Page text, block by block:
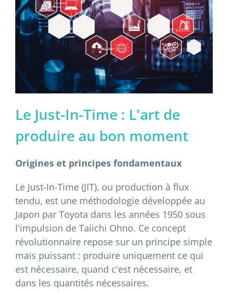
Le Just-In-Time : L'art de
produire au bon moment
Origines et principes fondamentaux
Le Just-In-Time (JIT), ou production à flux
tendu, est une méthodologie développée au
Japon par Toyota dans les années 1950 sous
l'impulsion de Taiichi Ohno. Ce concept
révolutionnaire repose sur un principe simple
mais puissant : produire uniquement ce qui
est nécessaire, quand c'est nécessaire, et
dans les quantités nécessaires.